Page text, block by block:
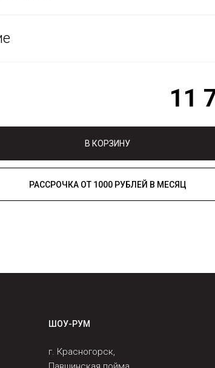
11
В КОРЗИНУ
РАССРОЧКА ОТ 1000 РУБЛЕЙ В МЕСЯЦ
ШОУ-РУМ
г. Красногорск,